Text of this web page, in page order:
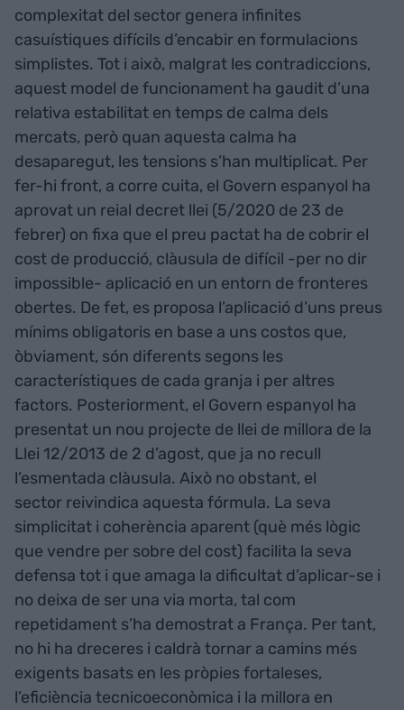
complexitat del sector genera infinites
casuístiques difícils d’encabir en formulacions
simplistes. Tot i això, malgrat les contradiccions,
aquest model de funcionament ha gaudit d’una
relativa estabilitat en temps de calma dels
mercats, però quan aquesta calma ha
desaparegut, les tensions s’han multiplicat. Per
fer-hi front, a corre cuita, el Govern espanyol ha
aprovat un reial decret llei (5/2020 de 23 de
febrer) on fixa que el preu pactat ha de cobrir el
cost de producció, clàusula de difícil -per no dir
impossible- aplicació en un entorn de fronteres
obertes. De fet, es proposa l’aplicació d’uns preus
mínims obligatoris en base a uns costos que,
òbviament, són diferents segons les
característiques de cada granja i per altres
factors. Posteriorment, el Govern espanyol ha
presentat un nou projecte de llei de millora de la
Llei 12/2013 de 2 d’agost, que ja no recull
l’esmentada clàusula. Això no obstant, el
sector reivindica aquesta fórmula. La seva
simplicitat i coherència aparent (què més lògic
que vendre per sobre del cost) facilita la seva
defensa tot i que amaga la dificultat d’aplicar-se i
no deixa de ser una via morta, tal com
repetidament s’ha demostrat a França. Per tant,
no hi ha dreceres i caldrà tornar a camins més
exigents basats en les pròpies fortaleses,
l’eficiència tecnicoeconòmica i la millora en